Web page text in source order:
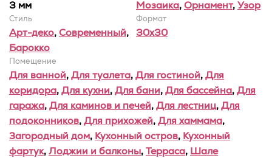
3 мм Мозаика,Орнамент,Узор
Стиль
Арт-деко,Современный,
Барокко
Формат
30x30
Помещение
Для ванной,Для туалета,Для гостиной,Для
коридора,Для кухни,Для бани,Для бассейна,Для
гаража,Для каминов и печей,Для лестниц,Для
подоконников,Для прихожей,Для хаммама,
Загородный дом, Кухонный остров, Кухонный
фартук,Лоджии и балконы,Терраса, Шале